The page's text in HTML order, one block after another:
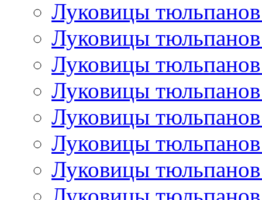
Луковицы
Луковицы
Луковицы
Луковицы
Луковицы
Луковицы
Луковицы